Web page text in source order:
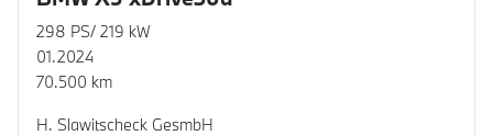
298 PS/ 219 kW
01.2024
70.500 km
H. Slawitscheck GesmbH